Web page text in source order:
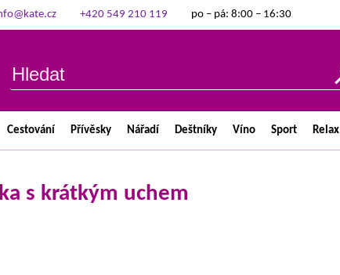
+420 549 210 119 po – pá: 8:00 – 16:30
Cestování Přívěsky Nářadí Deštníky Víno Sport Relax
s krátkým uchem